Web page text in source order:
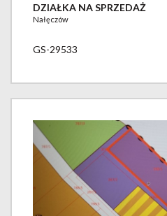
DZIAŁKA NA SPRZEDAŻ
Nałęczów
GS-29533